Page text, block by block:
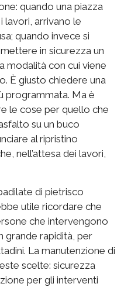
quando una piazza
lavori, arrivano le
quando invece si
in sicurezza un
modalità con cui viene
È giusto chiedere una
programmata. Ma è
le cose per quello che
su un buco
al ripristino
nell’attesa dei lavori,
di pietrisco
utile ricordare che
che intervengono
grande rapidità, per
La manutenzione di
scelte: sicurezza
per gli interventi